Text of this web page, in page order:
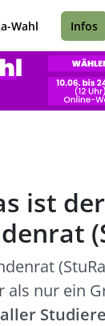
Wahl Infos
ist der
als nur ein